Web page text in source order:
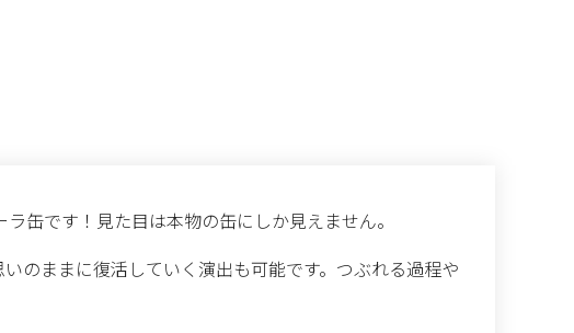
缶です！見た目は本物の缶にしか見えません。
のままに復活していく演出も可能です。つぶれる過程や